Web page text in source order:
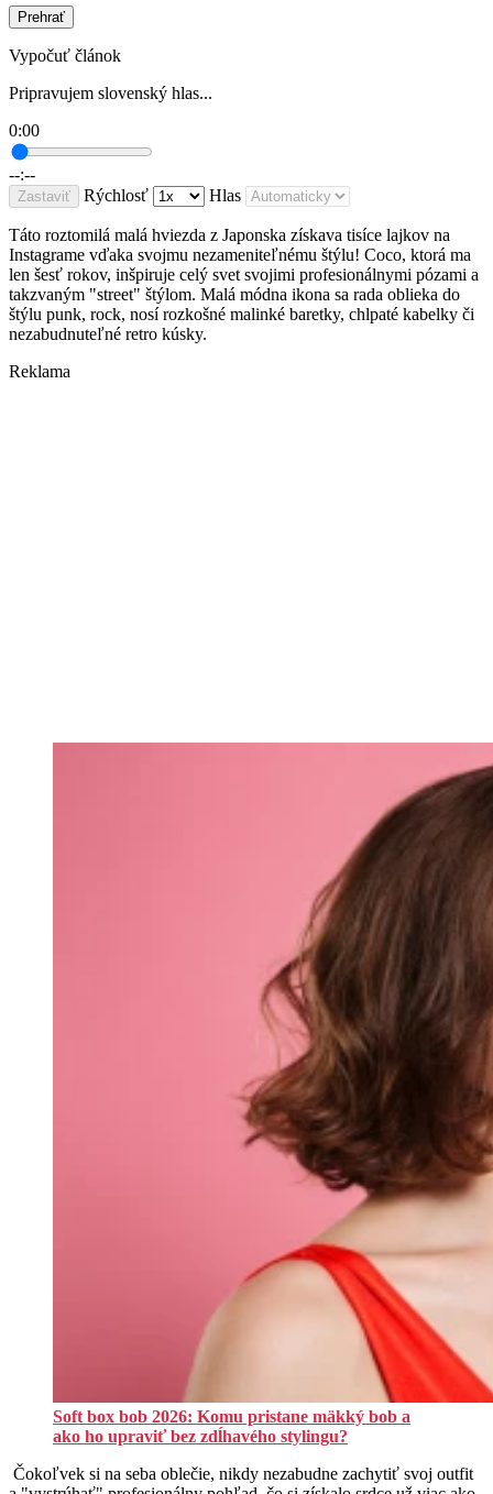
Prehrať
Vypočuť článok
Pripravujem slovenský hlas...
0:00
--:--
Zastaviť Rýchlosť Hlas
Táto roztomilá malá hviezda z Japonska získava tisíce lajkov na
Instagrame vďaka svojmu nezameniteľnému štýlu! Coco, ktorá ma
len šesť rokov, inšpiruje celý svet svojimi profesionálnymi pózami a
takzvaným "street" štýlom. Malá módna ikona sa rada oblieka do
štýlu punk, rock, nosí rozkošné malinké baretky, chlpaté kabelky či
nezabudnuteľné retro kúsky.
Reklama
Soft box bob 2026: Komu pristane mäkký bob a
ako ho upraviť bez zdĺhavého stylingu?
Čokoľvek si na seba oblečie, nikdy nezabudne zachytiť svoj outfit